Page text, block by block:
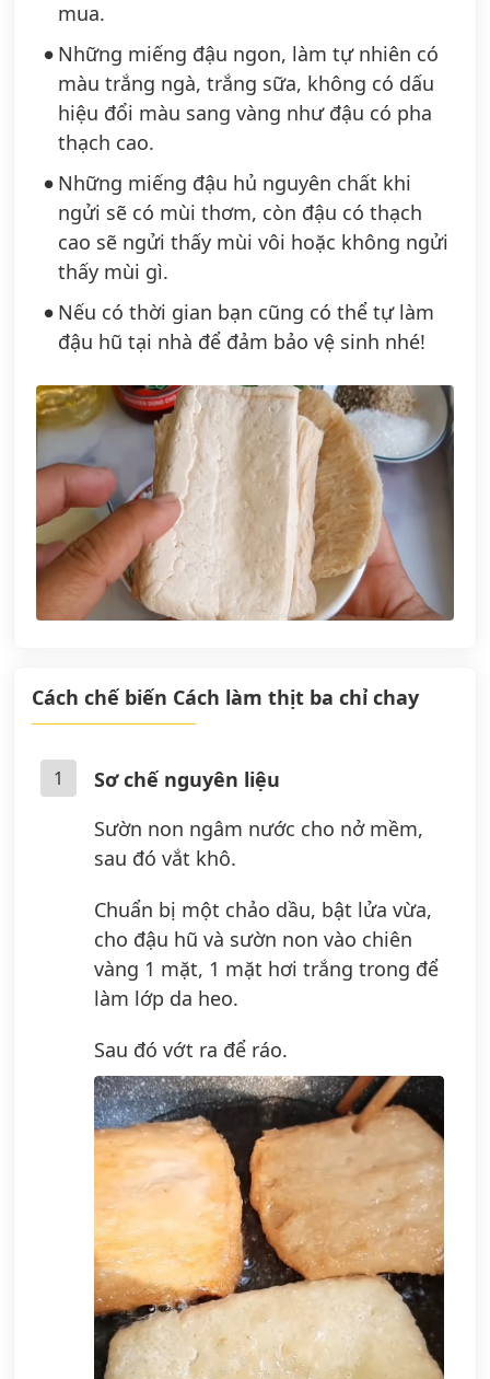
mua.
Những miếng đậu ngon, làm tự nhiên có
màu trắng ngà, trắng sữa, không có dấu
hiệu đổi màu sang vàng như đậu có pha
thạch cao.
Những miếng đậu hủ nguyên chất khi
ngửi sẽ có mùi thơm, còn đậu có thạch
cao sẽ ngửi thấy mùi vôi hoặc không ngửi
thấy mùi gì.
Nếu có thời gian bạn cũng có thể tự làm
đậu hũ tại nhà để đảm bảo vệ sinh nhé!
Cách chế biến Cách làm thịt ba chỉ chay
1
Sơ chế nguyên liệu
Sườn non ngâm nước cho nở mềm,
sau đó vắt khô.
Chuẩn bị một chảo dầu, bật lửa vừa,
cho đậu hũ và sườn non vào chiên
vàng 1 mặt, 1 mặt hơi trắng trong để
làm lớp da heo.
Sau đó vớt ra để ráo.